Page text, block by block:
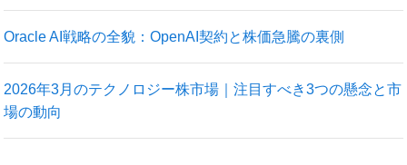
Oracle AI戦略の全貌：OpenAI契約と株価急騰の裏側
2026年3月のテクノロジー株市場｜注目すべき3つの懸念と市
場の動向